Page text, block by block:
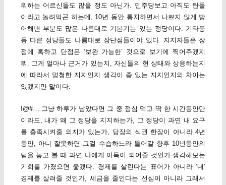
워하는 어르신들도 많을 정도 아닌가. 민주당보고 아직도 탄돌
이라고 놀려먹곤 하는데, 10년 동안 통치하면서 나쁘지 않게 방
어해낸 부분도 많은 나름대로 기본기는 있는 정당이다. 기타등
등 다른 정당들도 나름대로 장단점들이야 있다. 지지자들은 장
점에 혹하고 단점은 ‘보완 가능한’ 것으로 보기에 찍어주겠지
뭐. 그게 얼마나 근거가 있는지, 자신들의 현 상태와 상응하는지
에 따라서 멍청한 지지인지 생각이 좀 있는 지지인지의 차이는
있겠지만 말이다.
!@#… 그냥 하루가 남았다면 그 중 점심 먹고 딱 한 시간동안만
이라도, 내가 왜 그 정당을 지지하는가, 그 정당이 과연 내 요구
를 충족시켜줄 의지가 있는가, 당장의 식권 한장이 아니라 4년
동안, 아니 잘못하면 그걸 수습하느라 들어갈 향후 10년동안의
텀을 놓고 볼 때 과연 나에게 이득이 되어줄 것인가 생각해보는
기회를 가졌으면 좋겠다. 경제를 살린다는 표어가 아니라 ‘내’
경제를 살려줄 것인가, 세금을 줄인다는 선심이 아니라 그래서